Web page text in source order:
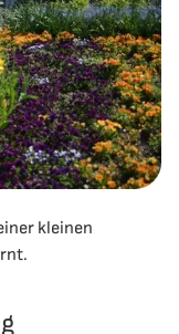
kleinen